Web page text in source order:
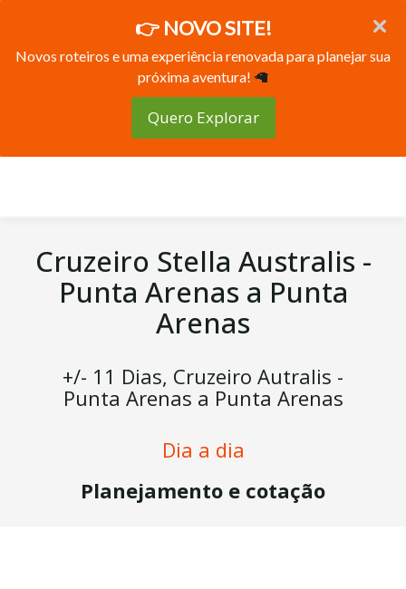
👉 NOVO SITE!
Novos roteiros e uma experiência renovada para planejar sua
próxima aventura! 🦙
Quero Explorar
Cruzeiro Stella Australis -
Punta Arenas a Punta
Arenas
+/- 11 Dias, Cruzeiro Autralis -
Punta Arenas a Punta Arenas
Dia a dia
Planejamento e cotação